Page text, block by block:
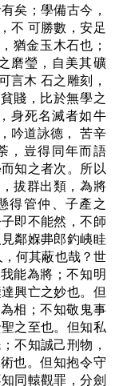
矣；學備古今，
不 可勝數，安足
猶金玉木石也；
磨瑩，自美其礦
言木 石之雕刻，
賤，比於無學之
身死名滅者如牛
吟道詠德， 苦辛
，豈得同年而語
知之者次。所以
拔群出類，為將
得管仲、子產之
即不能然，不師
鄰媬丳郎釣峓眭
何其蔽也哉？世
能為將；不知明
興亡之妙也。但
相；不知敬鬼事
之至也。但知私
不知誠己刑物，
也。但知抱令守
同轅觀罪，分劍